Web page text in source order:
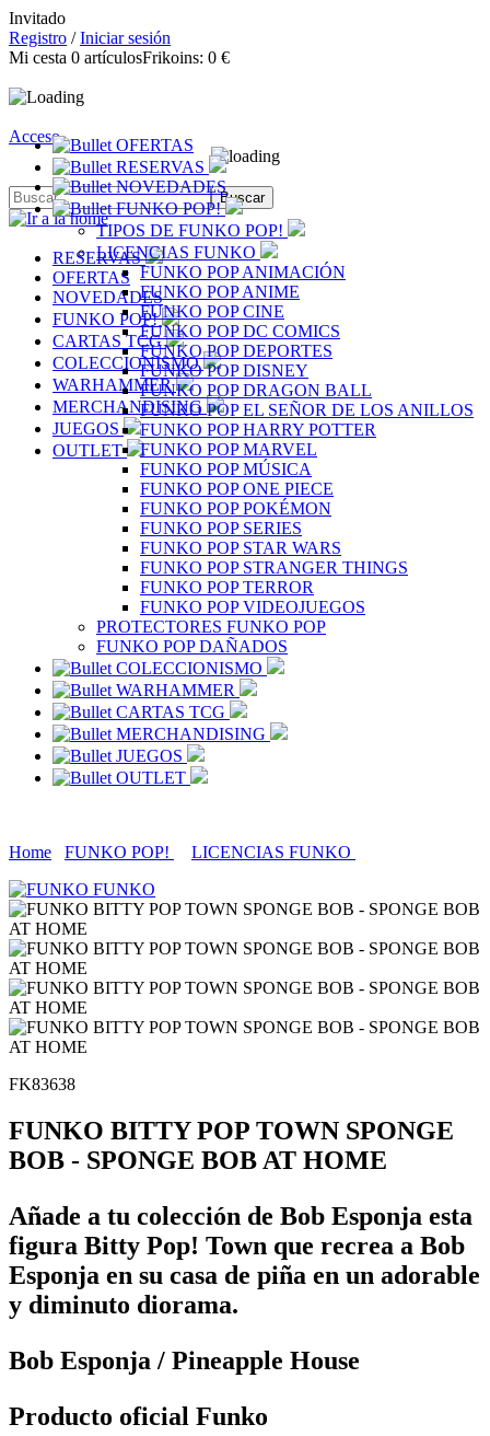
Invitado
Registro /Iniciar sesión
Mi cesta 0 artículosFrikoins: 0 €
Acceso
RESERVAS
OFERTAS
NOVEDADES
FUNKO POP!
CARTAS TCG
COLECCIONISMO
WARHAMMER
MERCHANDISING
JUEGOS
OUTLET
OFERTAS
RESERVAS
NOVEDADES
FUNKO POP!
TIPOS DE FUNKO POP!
LICENCIAS FUNKO
FUNKO POP ANIMACIÓN
FUNKO POP ANIME
FUNKO POP CINE
FUNKO POP DC COMICS
FUNKO POP DEPORTES
FUNKO POP DISNEY
FUNKO POP DRAGON BALL
FUNKO POP EL SEÑOR DE LOS ANILLOS
FUNKO POP HARRY POTTER
FUNKO POP MARVEL
FUNKO POP MÚSICA
FUNKO POP ONE PIECE
FUNKO POP POKÉMON
FUNKO POP SERIES
FUNKO POP STAR WARS
FUNKO POP STRANGER THINGS
FUNKO POP TERROR
FUNKO POP VIDEOJUEGOS
PROTECTORES FUNKO POP
FUNKO POP DAÑADOS
COLECCIONISMO
WARHAMMER
CARTAS TCG
MERCHANDISING
JUEGOS
OUTLET
Home FUNKO POP!
LICENCIAS FUNKO
FUNKO
FK83638
FUNKO BITTY POP TOWN SPONGE
BOB - SPONGE BOB AT HOME
Añade a tu colección de Bob Esponja esta
figura Bitty Pop! Town que recrea a Bob
Esponja en su casa de piña en un adorable
y diminuto diorama.
Bob Esponja / Pineapple House
Producto oficial Funko